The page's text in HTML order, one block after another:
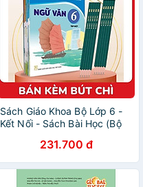
Sách Giáo Khoa Bộ Lớp 6 -
Kết Nối - Sách Bài Học (Bộ
(Chuẩn) - Kèm 10 Bút Chì
231.700 đ